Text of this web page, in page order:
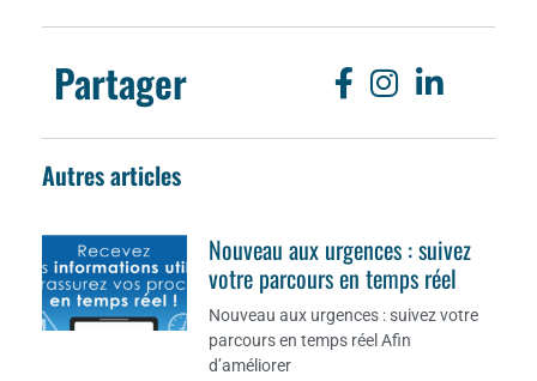
Partager
Autres articles
Nouveau aux urgences : suivez
votre parcours en temps réel
Nouveau aux urgences : suivez votre
parcours en temps réel Afin
d’améliorer